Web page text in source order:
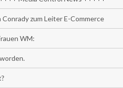
zum Leiter E-Commerce
WM: